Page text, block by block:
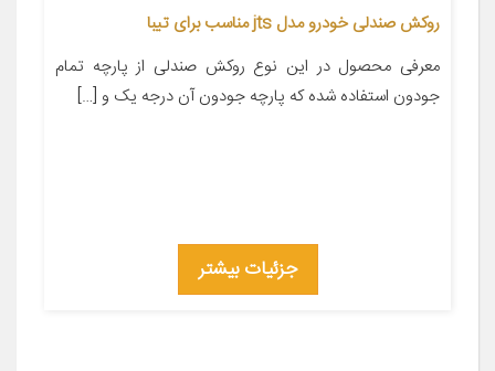
روکش صندلی خودرو مدل jts مناسب برای تیبا
معرفی محصول در این نوع روکش صندلی از پارچه تمام
جودون استفاده شده که پارچه جودون آن درجه یک و […]
جزئیات بیشتر